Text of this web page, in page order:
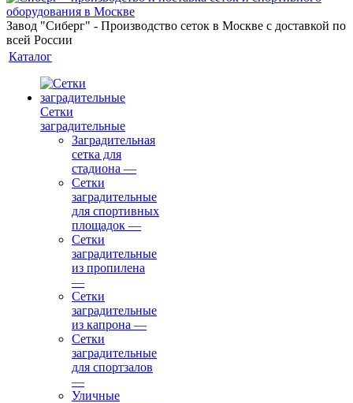
Завод "Сиберг" - Производство сеток в Москве с доставкой по
всей России
Каталог
Сетки
заградительные
Заградительная
сетка для
стадиона —
Сетки
заградительные
для спортивных
площадок —
Сетки
заградительные
из пропилена
—
Сетки
заградительные
из капрона —
Сетки
заградительные
для спортзалов
—
Уличные